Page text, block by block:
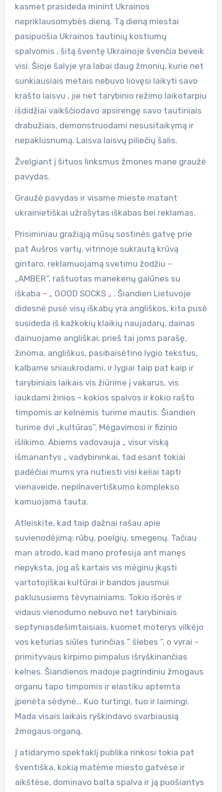
kasmet prasideda minint Ukrainos
nepriklausomybės dieną. Tą dieną miestai
pasipuošia Ukrainos tautinių kostiumų
spalvomis , šitą šventę Ukrainoje švenčia beveik
visi. Šioje šalyje yra labai daug žmonių, kurie net
sunkiausiais metais nebuvo liovęsi laikyti savo
krašto laisvu , jie net tarybinio režimo laikotarpiu
išdidžiai vaikščiodavo apsirengę savo tautiniais
drabužiais, demonstruodami nesusitaikymą ir
nepaklusnumą. Laisva laisvų piliečių šalis.
Žvelgiant į šituos linksmus žmones mane graužė
pavydas.
Graužė pavydas ir visame mieste matant
ukrainietiškai užrašytas iškabas bei reklamas.
Prisiminiau gražiąją mūsų sostinės gatvę prie
pat Aušros vartų, vitrinoje sukrautą krūvą
gintaro, reklamuojamą svetimu žodžiu –
„AMBER“, raštuotas manekenų galūnes su
iškaba – „ GOOD SOCKS „ . Šiandien Lietuvoje
didesnė pusė visų iškabų yra angliškos, kita pusė
susideda iš kažkokių klaikių naujadarų, dainas
dainuojame angliškai, prieš tai joms parašę,
žinoma, angliškus, pasibaisėtino lygio tekstus,
kalbame sniaukrodami, ir lygiai taip pat kaip ir
tarybiniais laikais vis žiūrime į vakarus, vis
laukdami žinios – kokios spalvos ir kokio rašto
timpomis ar kelnėmis turime mautis. Šiandien
turime dvi „kultūras”. Mėgavimosi ir fizinio
išlikimo. Abiems vadovauja „ visur viską
išmanantys „ vadybininkai, tad esant tokiai
padėčiai mums yra nutiesti visi keliai tapti
vienaveide, nepilnavertiškumo komplekso
kamuojama tauta.
Atleiskite, kad taip dažnai rašau apie
suvienodėjimą: rūbų, poelgių, smegenų. Tačiau
man atrodo, kad mano profesija ant manęs
nepyksta, jog aš kartais vis mėginu įkąsti
vartotojiškai kultūrai ir bandos jausmui
paklususiems tėvynainiams. Tokio išorės ir
vidaus vienodumo nebuvo net tarybiniais
septyniasdešimtaisiais, kuomet moterys vilkėjo
vos keturias siūles turinčias ” šlebes ”, o vyrai –
primityvaus kirpimo pimpalus išryškinančias
kelnes. Šiandienos madoje pagrindiniu žmogaus
organu tapo timpomis ir elastiku aptemta
įpenėta sėdynė… Kuo turtingi, tuo ir laimingi.
Mada visais laikais ryškindavo svarbiausią
žmogaus organą.
Į atidarymo spektaklį publika rinkosi tokia pat
šventiška, kokią matėme miesto gatvėse ir
aikštėse, dominavo balta spalva ir ją puošiantys